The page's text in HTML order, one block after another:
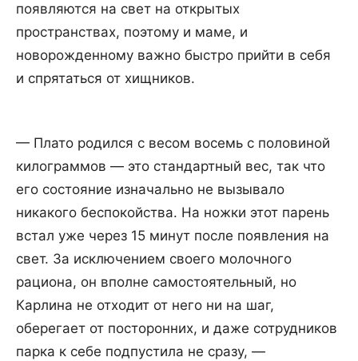
появляются на свет на открытых
пространствах, поэтому и маме, и
новорожденному важно быстро прийти в себя
и спрятаться от хищников.
— Плато родился с весом восемь с половиной
килограммов — это стандартный вес, так что
его состояние изначально не вызывало
никакого беспокойства. На ножки этот парень
встал уже через 15 минут после появления на
свет. За исключением своего молочного
рациона, он вполне самостоятельный, но
Карлина не отходит от него ни на шаг,
оберегает от посторонних, и даже сотрудников
парка к себе подпустила не сразу, —